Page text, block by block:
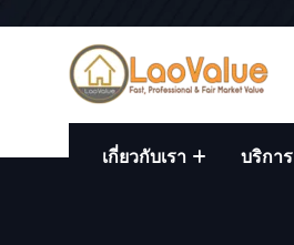
เกี่ยวกับเรา บริการ